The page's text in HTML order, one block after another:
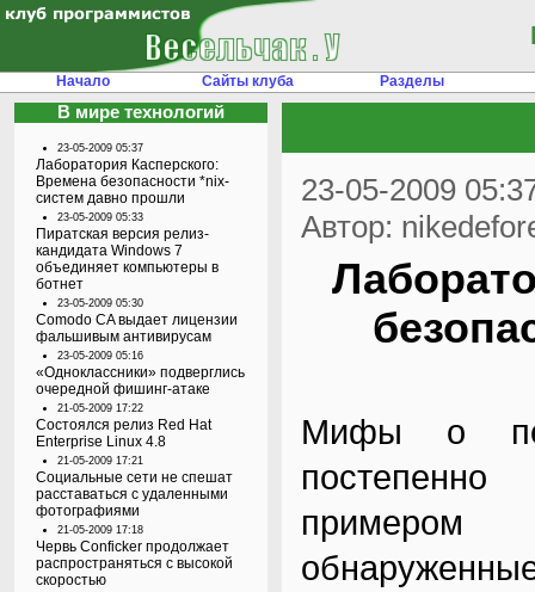
Начало Сайты клуба Разделы
В мире технологий
23-05-2009 05:37
Лаборатория Касперского:
Времена безопасности *nix-
систем давно прошли
23-05-2009 05:33
Пиратская версия релиз-
кандидата Windows 7
объединяет компьютеры в
ботнет
23-05-2009 05:30
Comodo CA выдает лицензии
фальшивым антивирусам
23-05-2009 05:16
«Одноклассники» подверглись
очередной фишинг-атаке
21-05-2009 17:22
Состоялся релиз Red Hat
Enterprise Linux 4.8
21-05-2009 17:21
Социальные сети не спешат
расставаться с удаленными
фотографиями
21-05-2009 17:18
Червь Conficker продолжает
распространяться с высокой
скоростью
23-05-2009
Автор:
Мифы о
примером